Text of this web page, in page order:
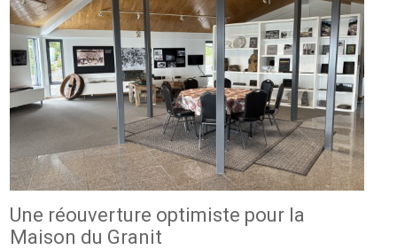
Une réouverture optimiste pour la
Maison du Granit